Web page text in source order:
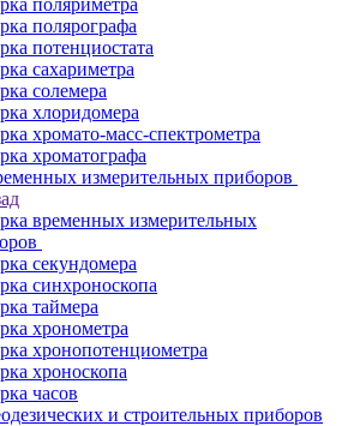
поляриметра
полярографа
потенциостата
сахариметра
солемера
хлоридомера
хромато-масс-спектрометра
хроматографа
измерительных приборов
временных измерительных
секундомера
синхроноскопа
таймера
хронометра
хронопотенциометра
хроноскопа
часов
и строительных приборов